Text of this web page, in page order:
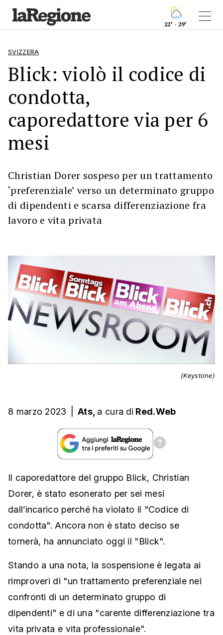
22° - 29°
SVIZZERA
Blick: violò il codice di
condotta,
caporedattore via per 6
mesi
Christian Dorer sospeso per un trattamento
‘preferenziale’ verso un determinato gruppo
di dipendenti e scarsa differenziazione fra
lavoro e vita privata
(Keystone)
8 marzo 2023 Ats, a cura di Red.Web
Il caporedattore del gruppo Blick, Christian
Dorer, è stato esonerato per sei mesi
dall’incarico perché ha violato il "Codice di
condotta". Ancora non è stato deciso se
tornerà, ha annunciato oggi il "Blick".
Stando a una nota, la sospensione è legata ai
rimproveri di "un trattamento preferenziale nei
confronti di un determinato gruppo di
dipendenti" e di una "carente differenziazione tra
vita privata e vita professionale".